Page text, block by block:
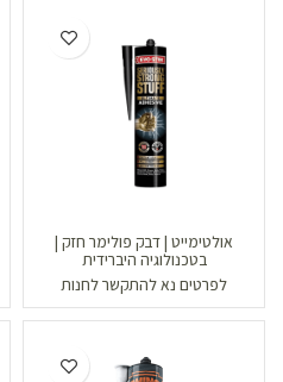
אולטימייט | דבק פולימר חזק |
בטכנולוגיה היברידית
לפרטים נא להתקשר לחנות